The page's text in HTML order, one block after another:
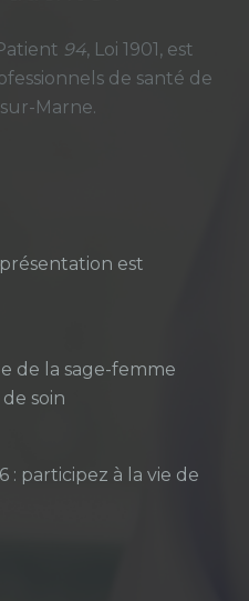
94, Loi 1901, est
de santé de
Marne.
est
de la sage-femme
soin
: participez à la vie de